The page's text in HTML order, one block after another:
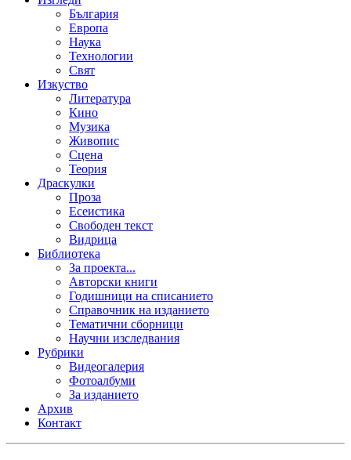
България
Европа
Наука
Технологии
Свят
Изкуство
Литература
Кино
Музика
Живопис
Сцена
Теория
Драскулки
Проза
Есеистика
Свободен текст
Видрица
Библиотека
За проекта...
Авторски книги
Годишници на списанието
Справочник на изданието
Тематични сборници
Научни изследвания
Рубрики
Видеогалерия
Фотоалбуми
За изданието
Архив
Контакт